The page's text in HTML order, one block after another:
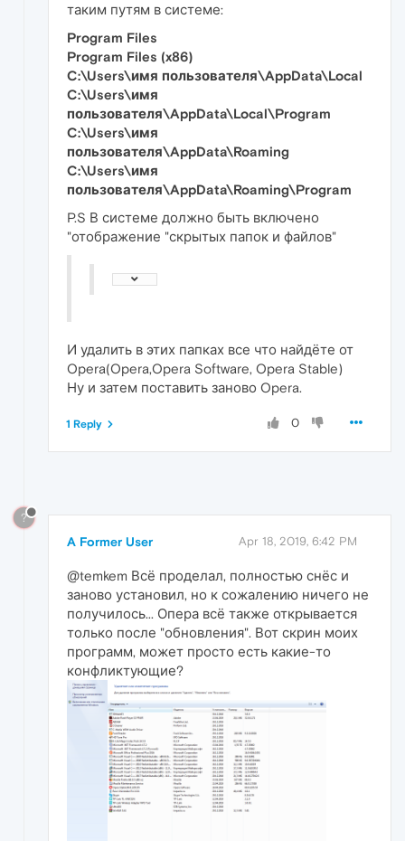
таким путям в системе:
Program Files
Program Files (x86)
C:\Users\имя пользователя\AppData\Local
C:\Users\имя
пользователя\AppData\Local\Program
C:\Users\имя
пользователя\AppData\Roaming
C:\Users\имя
пользователя\AppData\Roaming\Program
P.S В системе должно быть включено
"отображение "скрытых папок и файлов"
И удалить в этих папках все что найдёте от
Opera(Opera,Opera Software, Opera Stable)
Ну и затем поставить заново Opera.
0
1 Reply
?
A Former User Apr 18, 2019, 6:42 PM
@temkem Всё проделал, полностью снёс и
заново установил, но к сожалению ничего не
получилось... Опера всё также открывается
только после "обновления". Вот скрин моих
программ, может просто есть какие-то
конфликтующие?